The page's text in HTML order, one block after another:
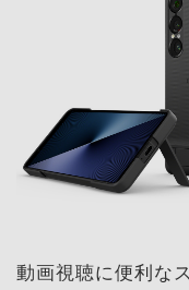
動画視聴に便利な